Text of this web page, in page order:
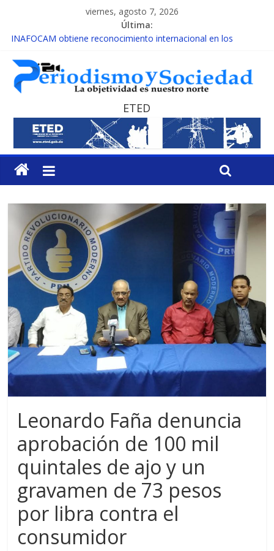
viernes, agosto 7, 2026
Última:
INAFOCAM obtiene reconocimiento internacional en los
15 de febrero de cada año es Día Nacional de la lucha contra el
cáncer infantil
EL ENFOQUE UNILATERAL DE LA COALICIÓN
MESCyT y Universidad Albizu apoyarán rehabilitación de
reclusos
MESCyT presenta calendario de Consulta Nacional por la
Educación
ETED
Leonardo Faña denuncia
aprobación de 100 mil
quintales de ajo y un
gravamen de 73 pesos
por libra contra el
consumidor